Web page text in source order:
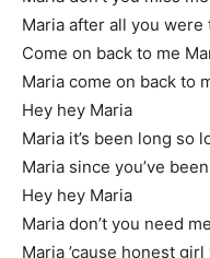
Maria after all you were
Come on back to me
Maria come on back to
Hey hey Maria
Maria it’s been long so
Maria since you’ve
Hey hey Maria
Maria don’t you need
Maria ’cause honest